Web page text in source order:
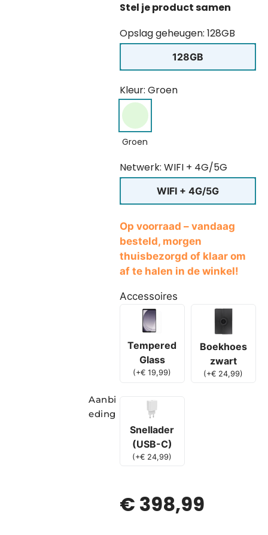
Aanbi
eding
Opslag geheugen: 128GB
128GB
Kleur: Groen
Groen
Netwerk: WIFI + 4G/5G
WIFI + 4G/5G
Op voorraad – vandaag
besteld, morgen
thuisbezorgd of klaar om
af te halen in de winkel!
Accessoires
Tempered
Glass
(+€ 19,99)
Boekhoes
zwart
(+€ 24,99)
Snellader
(USB-C)
(+€ 24,99)
€ 398,99